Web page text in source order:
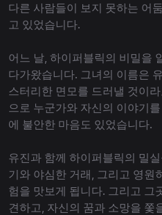
다른 사람들이 보지 못하는 어
고 있었습니다.
어느 날, 하이퍼블릭의 비밀을
다가왔습니다. 그녀의 이름은
스터리한 면모를 드러낼 것이
으로 누군가와 자신의 이야기
에 불안한 마음도 있었습니다.
유진과 함께 하이퍼블릭의 밀
기와 야심한 거래, 그리고 영원
험을 맛보게 됩니다. 그리고 그
견하고, 자신의 꿈과 소망을 쫓